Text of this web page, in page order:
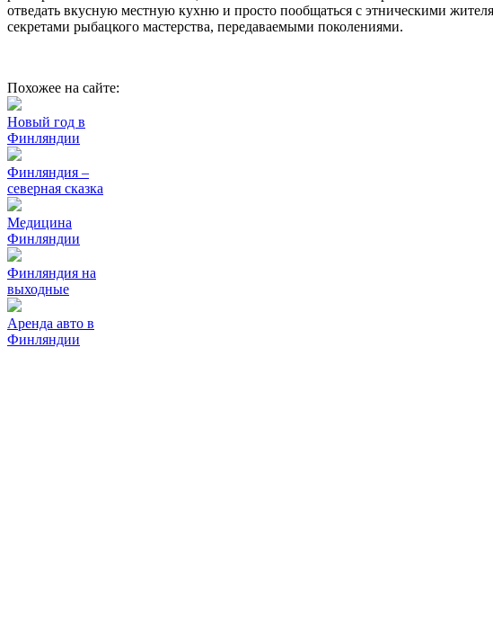
отведать вкусную местную кухню и просто пообщаться с этническими
секретами рыбацкого мастерства, передаваемыми поколениями.
Похожее на сайте:
Новый год в
Финляндии
Финляндия –
северная сказка
Медицина
Финляндии
Финляндия на
выходные
Аренда авто в
Финляндии